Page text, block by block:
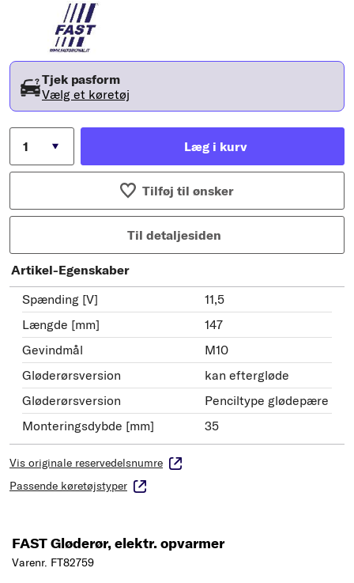
Tjek pasform
Vælg et køretøj
Læg i kurv
Tilføj til ønsker
Til detaljesiden
Artikel-Egenskaber
Spænding [V]
11,5
Længde [mm]
147
Gevindmål
M10
Gløderørsversion
kan eftergløde
Gløderørsversion
Penciltype glødepære
Monteringsdybde [mm]
35
Vis originale reservedelsnumre
Passende køretøjstyper
FAST Gløderør, elektr. opvarmer
Varenr. FT82759